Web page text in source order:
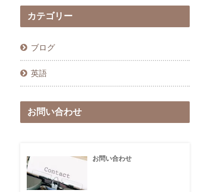
カテゴリー
ブログ
英語
お問い合わせ
お問い合わせ